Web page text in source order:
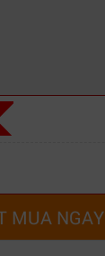
MUA NGAY